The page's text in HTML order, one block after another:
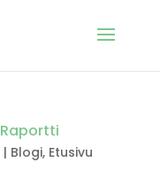
| Blogi, Etusivu